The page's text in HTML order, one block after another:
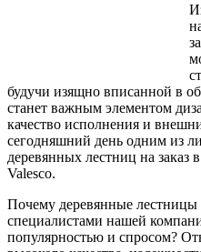
будучи изящно вписанной в
станет важным элементом
качество исполнения и
сегодняшний день одним из
деревянных лестниц на заказ
Valesco.
Почему деревянные
специалистами нашей
популярностью и спросом?